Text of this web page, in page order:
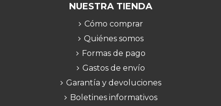
NUESTRA TIENDA
Cómo comprar
Quiénes somos
Formas de pago
Gastos de envío
Garantía y devoluciones
Boletines informativos